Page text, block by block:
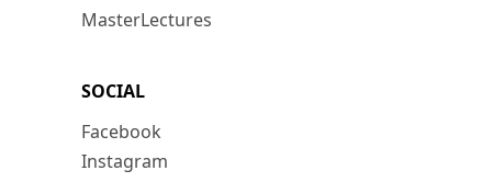
MasterLectures
SOCIAL
Facebook
Instagram